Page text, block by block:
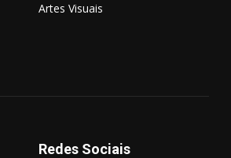
Artes Visuais
Redes Sociais